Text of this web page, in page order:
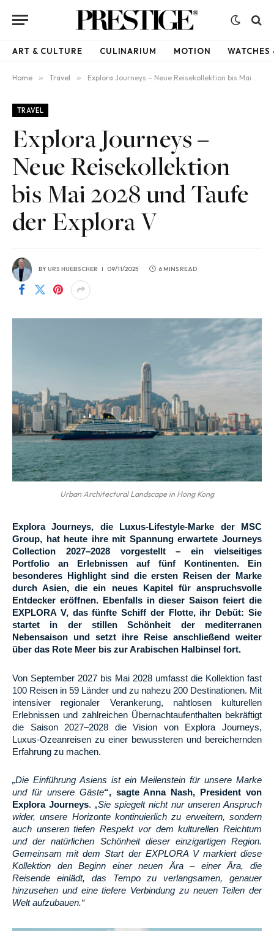
ART & CULTURE CULINARIUM MOTION WATCHES
Home » Travel » Explora Journeys – Neue Reisekollektion bis Mai 2028 und Taufe der Explora V
TRAVEL
Explora Journeys –
Neue Reisekollektion
bis Mai 2028 und Taufe
der Explora V
BYURS HUEBSCHER 09/11/2025 6 MINS READ
Urban Architectural Landscape in Hong Kong
Explora Journeys, die Luxus-Lifestyle-Marke der MSC
Group, hat heute ihre mit Spannung erwartete Journeys
Collection 2027–2028 vorgestellt – ein vielseitiges
Portfolio an Erlebnissen auf fünf Kontinenten. Ein
besonderes Highlight sind die ersten Reisen der Marke
durch Asien, die ein neues Kapitel für anspruchsvolle
Entdecker eröffnen. Ebenfalls in dieser Saison feiert die
EXPLORA V, das fünfte Schiff der Flotte, ihr Debüt: Sie
startet in der stillen Schönheit der mediterranen
Nebensaison und setzt ihre Reise anschließend weiter
über das Rote Meer bis zur Arabischen Halbinsel fort.
Von September 2027 bis Mai 2028 umfasst die Kollektion fast
100 Reisen in 59 Länder und zu nahezu 200 Destinationen. Mit
intensiver regionaler Verankerung, nahtlosen kulturellen
Erlebnissen und zahlreichen Übernachtaufenthalten bekräftigt
die Saison 2027–2028 die Vision von Explora Journeys,
Luxus-Ozeanreisen zu einer bewussteren und bereichernden
Erfahrung zu machen.
„Die Einführung Asiens ist ein Meilenstein für unsere Marke
und für unsere Gäste“, sagte Anna Nash, President von
Explora Journeys. „Sie spiegelt nicht nur unseren Anspruch
wider, unsere Horizonte kontinuierlich zu erweitern, sondern
auch unseren tiefen Respekt vor dem kulturellen Reichtum
und der natürlichen Schönheit dieser einzigartigen Region.
Gemeinsam mit dem Start der EXPLORA V markiert diese
Kollektion den Beginn einer neuen Ära – einer Ära, die
Reisende einlädt, das Tempo zu verlangsamen, genauer
hinzusehen und eine tiefere Verbindung zu neuen Teilen der
Welt aufzubauen.“